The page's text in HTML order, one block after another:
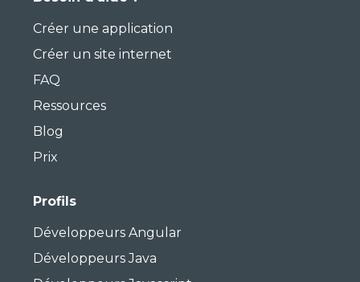
Créer une application
Créer un site internet
FAQ
Ressources
Blog
Prix
Profils
Développeurs Angular
Développeurs Java